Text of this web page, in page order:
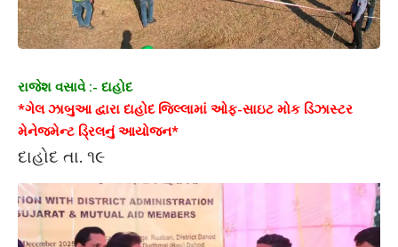
રાજેશ વસાવે :- દાહોદ
*ગેલ ઝાબુઆ દ્વારા દાહોદ જિલ્લામાં ઓફ-સાઇટ મોક ડિઝાસ્ટર
મેનેજમેન્ટ ડ્રિલનું આયોજન*
દાહોદ તા. ૧૯